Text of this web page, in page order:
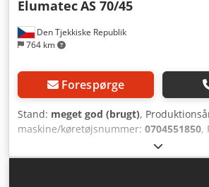
Den Tjekkiske Republik
764 km
ElumatecAS 70/45
Forespørge
Stand: meget god (brugt),
maskine/køretøjsnummer: 0704551850,
, // elumatec AS
hastighedsskift fra 12.000 omdr./min.
til skæring af tyndvæggede stålprofiler